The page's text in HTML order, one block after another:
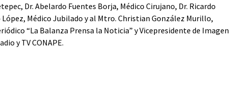
Dr. Abelardo Fuentes Borja, Médico Cirujano, Dr. Ricardo
López, Médico Jubilado y al Mtro. Christian González Murillo,
“La Balanza Prensa la Noticia” y Vicepresidente de Imagen
y TV CONAPE.